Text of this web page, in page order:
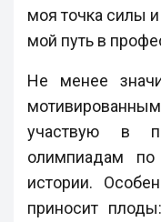
моя точка силы
мой путь в
Не менее
участвую в
олимпиадам
истории.
приносит